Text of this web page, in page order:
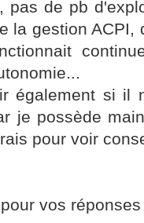
pas de pb
la gestion ACPI,
également si il
je possède
pour voir
vos